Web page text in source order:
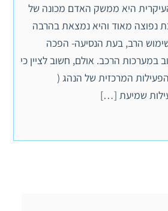
היא ממשק האדם מכונה של
נפוצה מאוד והיא נמצאת בהרבה
הרב, בעת הנסיעה- הפכה
במערכות הרכב. אולם, חשוב לציין כי
המרכזית של הנהג (
שמיעת […]